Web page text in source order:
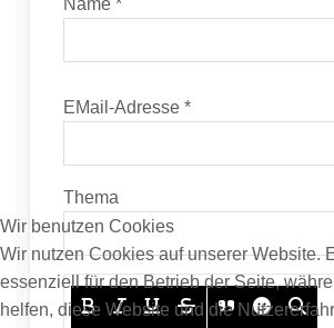
EMail-Adresse *
Thema
Wir benutzen Cookies
Wir nutzen Cookies auf unserer Website.
essenziell für den Betrieb der Seite,
helfen, diese Website und die